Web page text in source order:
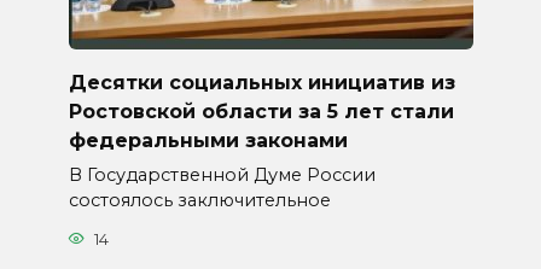
Десятки социальных инициатив из
Ростовской области за 5 лет стали
федеральными законами
В Государственной Думе России
состоялось заключительное
14